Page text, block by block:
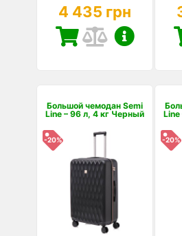
4 435 грн
Большой чемодан Semi
Line – 96 л, 4 кг Черный
-20% -20%